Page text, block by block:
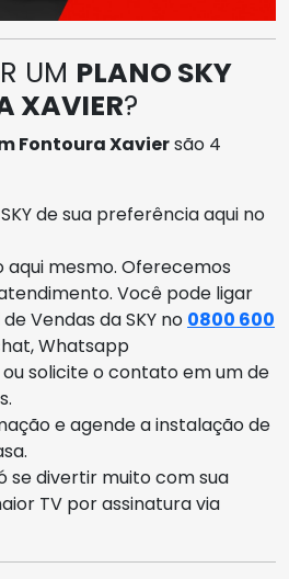
UM PLANO SKY
XAVIER?
Fontoura Xaviersão 4
de sua preferência aqui no
aqui mesmo. Oferecemos
Você pode ligar
Vendas da SKY no 0800 600
Whatsapp
ou solicite o contato em um de
e agende a instalação de
se divertir muito com sua
TV por assinatura via